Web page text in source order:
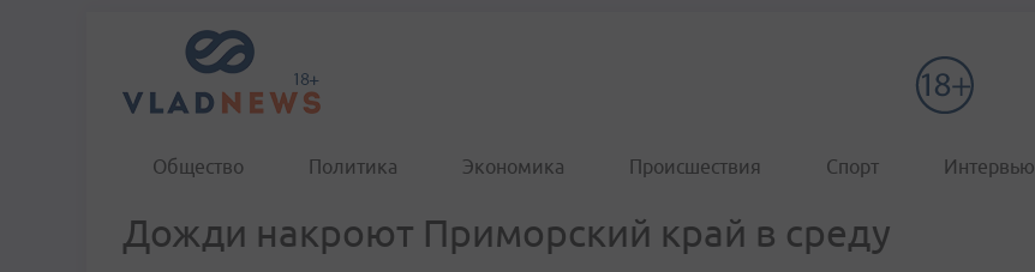
Общество Политика Экономика Происшествия Спорт Интервью
Дожди накроют Приморский край в среду